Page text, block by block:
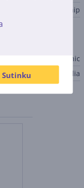
Sutinku
Taip
BabySonic
Balta, Žalia